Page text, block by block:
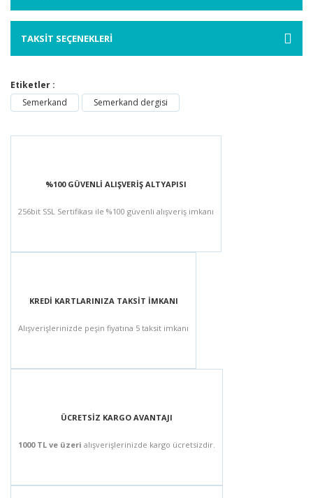
TAKSİT SEÇENEKLERİ
Etiketler :
Semerkand
Semerkand dergisi
%100 GÜVENLİ ALIŞVERİŞ ALTYAPISI
256bit SSL Sertifikası ile %100 güvenli alışveriş imkanı
KREDİ KARTLARINIZA TAKSİT İMKANI
Alışverişlerinizde peşin fiyatına 5 taksit imkanı
ÜCRETSİZ KARGO AVANTAJI
1000 TL ve üzeri alışverişlerinizde kargo ücretsizdir.